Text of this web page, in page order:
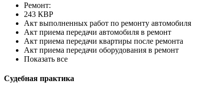
Ремонт:
243 КВР
Акт выполненных работ по ремонту автомобиля
Акт приема передачи автомобиля в ремонт
Акт приема передачи квартиры после ремонта
Акт приема передачи оборудования в ремонт
Показать все
Судебная практика